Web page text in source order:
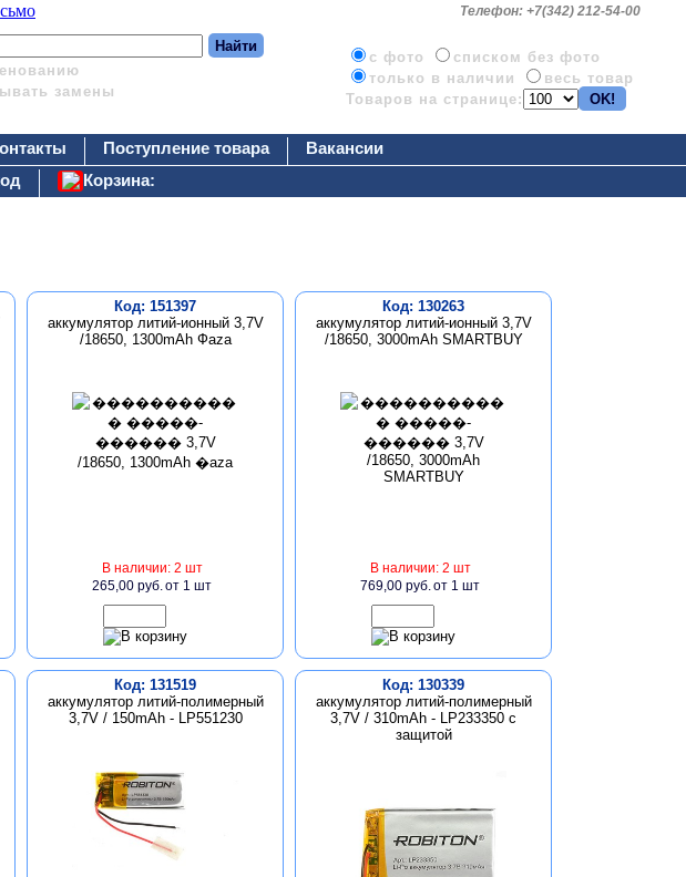
Телефон: +7(342) 212-54-00
замены
c фото
списком без фото
только в наличии
весь товар
Товаров на странице:
Поступление товара
Вакансии
Корзина:
Код: 151397
аккумулятор литий-ионный 3,7V
/18650, 1300mAh Фaza
В наличии: 2 шт
265,00 руб.от 1 шт
Код: 130263
аккумулятор литий-ионный 3,7V
/18650, 3000mAh SMARTBUY
В наличии: 2 шт
769,00 руб.от 1 шт
Код: 131519
аккумулятор литий-полимерный
3,7V / 150mAh - LP551230
Код: 130339
аккумулятор литий-полимерный
3,7V / 310mAh - LP233350 с
защитой